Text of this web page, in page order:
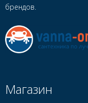
брендов.
Магазин